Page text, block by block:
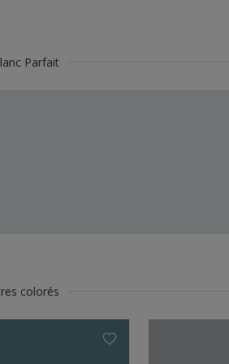
Parfait
colorés